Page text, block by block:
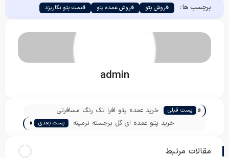
برچسب ها : فروش پتو فروش عمده پتو قیمت پتو نگاریزد
admin
« پست قبلی
خرید عمده پتو افرا تک رنگ مسافرتی
خرید پتو عمده ای گل برجسته نرمینه
پست بعدی »
مقالات مرتبط